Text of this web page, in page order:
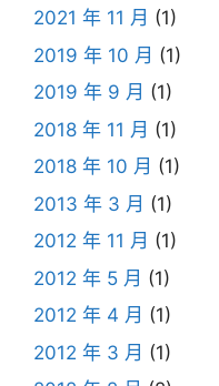
2021 年 11 月 (1)
2019 年 10 月 (1)
2019 年 9 月 (1)
2018 年 11 月 (1)
2018 年 10 月 (1)
2013 年 3 月 (1)
2012 年 11 月 (1)
2012 年 5 月 (1)
2012 年 4 月 (1)
2012 年 3 月 (1)